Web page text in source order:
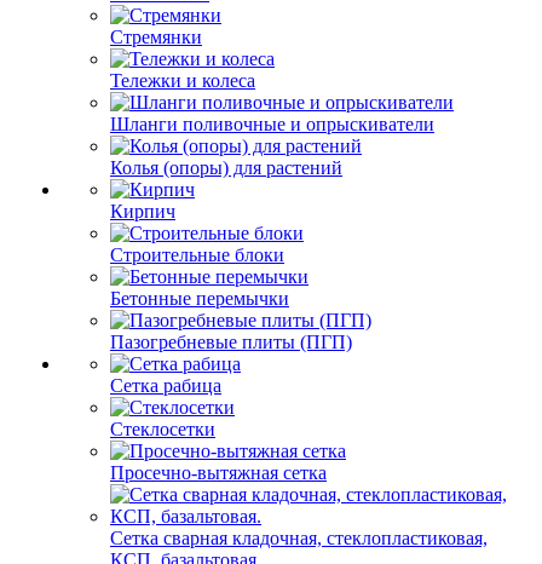
Стремянки
Тележки и колеса
Шланги поливочные и опрыскиватели
Колья (опоры) для растений
Кирпич
Строительные блоки
Бетонные перемычки
Пазогребневые плиты (ПГП)
Сетка рабица
Стеклосетки
Просечно-вытяжная сетка
Сетка сварная кладочная, стеклопластиковая,
КСП, базальтовая.